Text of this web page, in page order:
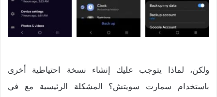
ولكن، لماذا يتوجب عليك إنشاء نسخة احتياطية أخرى
باستخدام سمارت سويتش؟ المشكلة الرئيسية مع في